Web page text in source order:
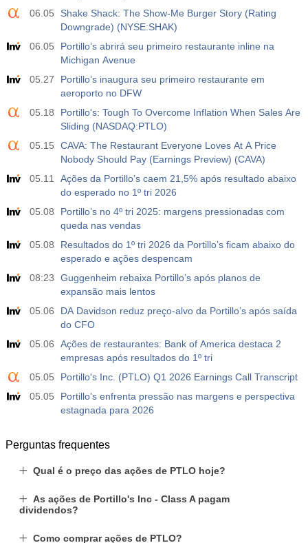
$​11.44 bilh
$​-0.18 bilh
19:30
USD
Ouro - Posições Líquidas de Especuladores no
Relatório da CFTC
Atu.
Projeç.
Prév.
USD
Petróleo bruto - Posições Líquidas de Especuladores
no Relatório da CFTC
Atu.
Projeç.
Prév.
Relatório da CFTC
Atu.
Projeç.
-17.2 mil
19:30
Nasdaq 100 - Posições líquidas de especuladores no
relatório da CFTC
Atu.
Projeç.
Prév.
06.05
Shake Shack: The Show-Me Burger Story (Rating
Downgrade) (NYSE:SHAK)
06.05
Portillo’s abrirá seu primeiro restaurante inline na
Michigan Avenue
05.27
Portillo’s inaugura seu primeiro restaurante em
aeroporto no DFW
05.18
Portillo's: Tough To Overcome Inflation When Sales Are
Sliding (NASDAQ:PTLO)
05.15
CAVA: The Restaurant Everyone Loves At A Price
Nobody Should Pay (Earnings Preview) (CAVA)
05.11
Ações da Portillo’s caem 21,5% após resultado abaixo
do esperado no 1º tri 2026
05.08
Portillo’s no 4º tri 2025: margens pressionadas com
queda nas vendas
05.08
Resultados do 1º tri 2026 da Portillo’s ficam abaixo do
esperado e ações despencam
08:23
Guggenheim rebaixa Portillo’s após planos de
expansão mais lentos
05.06
DA Davidson reduz preço-alvo da Portillo’s após saída
do CFO
05.06
Ações de restaurantes: Bank of America destaca 2
empresas após resultados do 1º tri
05.05
Portillo's Inc. (PTLO) Q1 2026 Earnings Call Transcript
05.05
Portillo’s enfrenta pressão nas margens e perspectiva
estagnada para 2026
Perguntas frequentes
Qual é o preço das ações de PTLO hoje?
As ações de Portillo's Inc - Class A pagam
dividendos?
Como comprar ações de PTLO?